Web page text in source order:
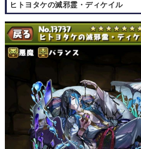
ヒトヨタケの滅邪霊・ディケイル